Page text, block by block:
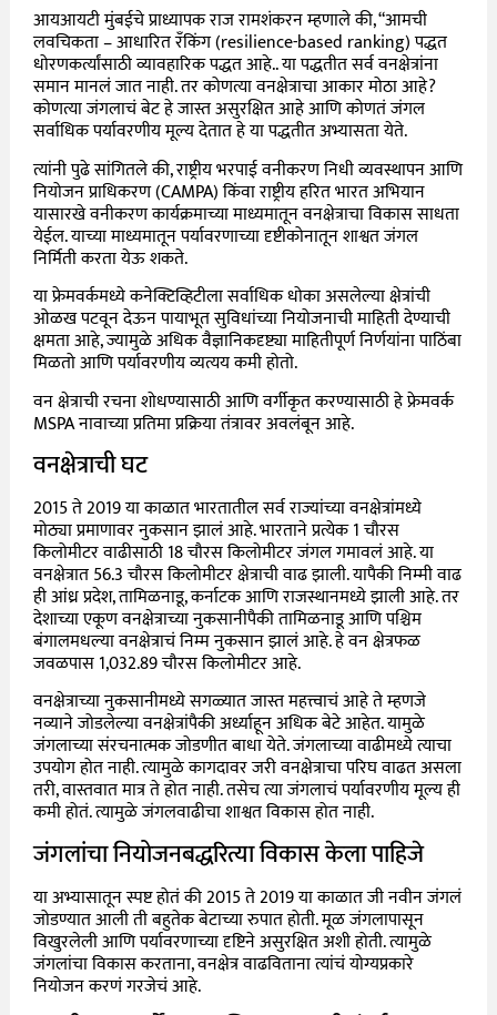
आयआयटी मुंबईचे प्राध्यापक राज रामशंकरन म्हणाले की, “आमची
लवचिकता – आधारित रँकिंग (resilience-based ranking) पद्धत
धोरणकर्त्यांसाठी व्यावहारिक पद्धत आहे.. या पद्धतीत सर्व वनक्षेत्रांना
समान मानलं जात नाही. तर कोणत्या वनक्षेत्राचा आकार मोठा आहे?
कोणत्या जंगलाचं बेट हे जास्त असुरक्षित आहे आणि कोणतं जंगल
सर्वाधिक पर्यावरणीय मूल्य देतात हे या पद्धतीत अभ्यासता येते.
त्यांनी पुढे सांगितले की, राष्ट्रीय भरपाई वनीकरण निधी व्यवस्थापन आणि
नियोजन प्राधिकरण (CAMPA) किंवा राष्ट्रीय हरित भारत अभियान
यासारखे वनीकरण कार्यक्रमाच्या माध्यमातून वनक्षेत्राचा विकास साधता
येईल. याच्या माध्यमातून पर्यावरणाच्या दृष्टीकोनातून शाश्वत जंगल
निर्मिती करता येऊ शकते.
या फ्रेमवर्कमध्ये कनेक्टिव्हिटीला सर्वाधिक धोका असलेल्या क्षेत्रांची
ओळख पटवून देऊन पायाभूत सुविधांच्या नियोजनाची माहिती देण्याची
क्षमता आहे, ज्यामुळे अधिक वैज्ञानिकदृष्ट्या माहितीपूर्ण निर्णयांना पाठिंबा
मिळतो आणि पर्यावरणीय व्यत्यय कमी होतो.
वन क्षेत्राची रचना शोधण्यासाठी आणि वर्गीकृत करण्यासाठी हे फ्रेमवर्क
MSPA नावाच्या प्रतिमा प्रक्रिया तंत्रावर अवलंबून आहे.
वनक्षेत्राची घट
2015 ते 2019 या काळात भारतातील सर्व राज्यांच्या वनक्षेत्रांमध्ये
मोठ्या प्रमाणावर नुकसान झालं आहे. भारताने प्रत्येक 1 चौरस
किलोमीटर वाढीसाठी 18 चौरस किलोमीटर जंगल गमावलं आहे. या
वनक्षेत्रात 56.3 चौरस किलोमीटर क्षेत्राची वाढ झाली. यापैकी निम्मी वाढ
ही आंध्र प्रदेश, तामिळनाडू, कर्नाटक आणि राजस्थानमध्ये झाली आहे. तर
देशाच्या एकूण वनक्षेत्राच्या नुकसानीपैकी तामिळनाडू आणि पश्चिम
बंगालमधल्या वनक्षेत्राचं निम्म नुकसान झालं आहे. हे वन क्षेत्रफळ
जवळपास 1,032.89 चौरस किलोमीटर आहे.
वनक्षेत्राच्या नुकसानीमध्ये सगळ्यात जास्त महत्त्वाचं आहे ते म्हणजे
नव्याने जोडलेल्या वनक्षेत्रांपैकी अर्ध्याहून अधिक बेटे आहेत. यामुळे
जंगलाच्या संरचनात्मक जोडणीत बाधा येते. जंगलाच्या वाढीमध्ये त्याचा
उपयोग होत नाही. त्यामुळे कागदावर जरी वनक्षेत्राचा परिघ वाढत असला
तरी, वास्तवात मात्र ते होत नाही. तसेच त्या जंगलाचं पर्यावरणीय मूल्य ही
कमी होतं. त्यामुळे जंगलवाढीचा शाश्वत विकास होत नाही.
जंगलांचा नियोजनबद्धरित्या विकास केला पाहिजे
या अभ्यासातून स्पष्ट होतं की 2015 ते 2019 या काळात जी नवीन जंगलं
जोडण्यात आली ती बहुतेक बेटाच्या रुपात होती. मूळ जंगलापासून
विखुरलेली आणि पर्यावरणाच्या दृष्टिने असुरक्षित अशी होती. त्यामुळे
जंगलांचा विकास करताना, वनक्षेत्र वाढविताना त्यांचं योग्यप्रकारे
नियोजन करणं गरजेचं आहे.